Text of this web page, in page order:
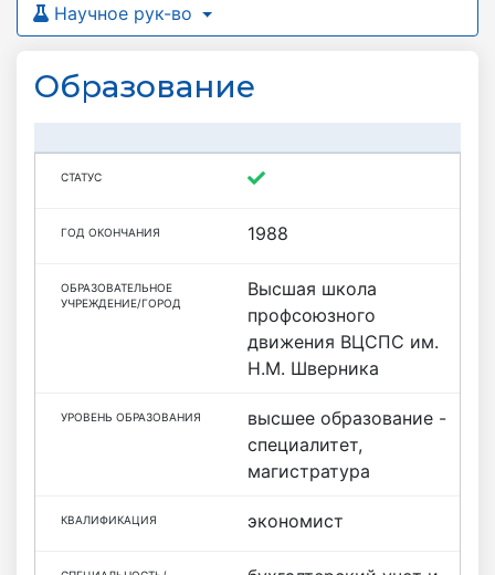
Научное рук-во
Образование
1988
Высшая школа
профсоюзного
движения ВЦСПС им.
Н.М. Шверника
высшее образование -
специалитет,
магистратура
экономист